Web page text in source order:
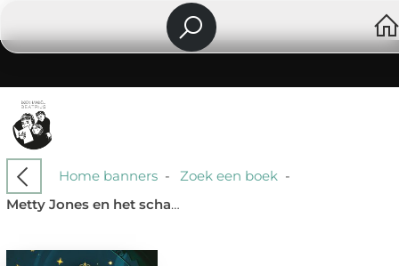
Home banners- Zoek een boek-
Metty Jones en het schaduwkompas